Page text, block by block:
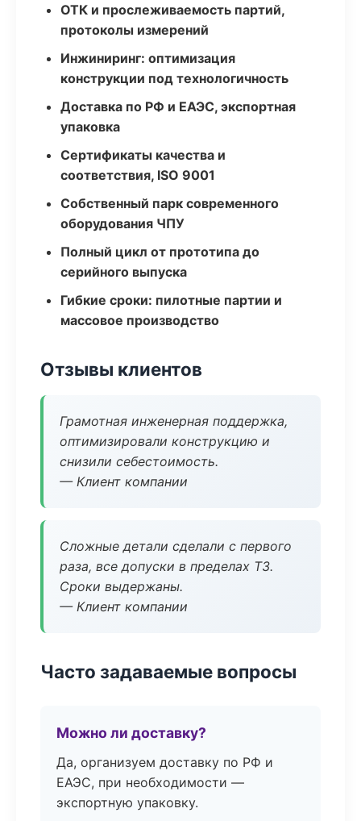
ОТК и прослеживаемость партий,
протоколы измерений
Инжиниринг: оптимизация
конструкции под технологичность
Доставка по РФ и ЕАЭС, экспортная
упаковка
Сертификаты качества и
соответствия, ISO 9001
Собственный парк современного
оборудования ЧПУ
Полный цикл от прототипа до
серийного выпуска
Гибкие сроки: пилотные партии и
массовое производство
Отзывы клиентов
Грамотная инженерная поддержка,
оптимизировали конструкцию и
снизили себестоимость.
— Клиент компании
Сложные детали сделали с первого
раза, все допуски в пределах ТЗ.
Сроки выдержаны.
— Клиент компании
Часто задаваемые вопросы
Можно ли доставку?
Да, организуем доставку по РФ и
ЕАЭС, при необходимости —
экспортную упаковку.